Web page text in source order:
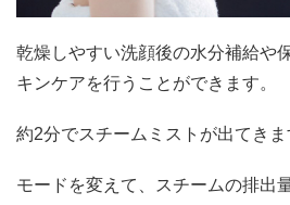
乾燥しやすい洗顔後の水分補給や
キンケアを行うことができます。
約2分でスチームミストが出てきま
モードを変えて、スチームの排出